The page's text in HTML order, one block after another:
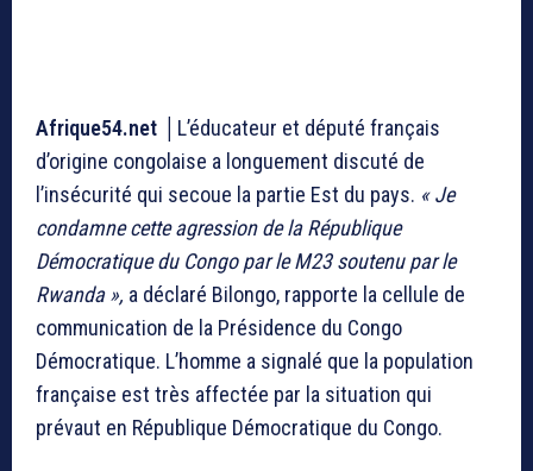
Afrique54.net │ L’éducateur et député français
d’origine congolaise a longuement discuté de
l’insécurité qui secoue la partie Est du pays. « Je
condamne cette agression de la République
Démocratique du Congo par le M23 soutenu par le
Rwanda », a déclaré Bilongo, rapporte la cellule de
communication de la Présidence du Congo
Démocratique. L’homme a signalé que la population
française est très affectée par la situation qui
prévaut en République Démocratique du Congo.